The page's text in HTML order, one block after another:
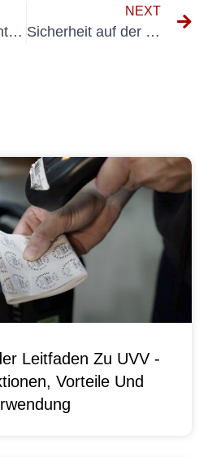
Wie E-Check Tontechnik die Tonbranche revolutioniert
NEXT
Sicherheit auf der Bühne: Warum die Prüfung elektrischer Anlagen unverzichtbar ist
Leitfaden Zu UVV -
Vorteile Und